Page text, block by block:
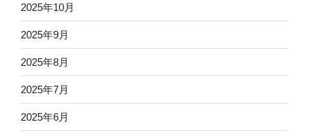
2025年10月
2025年9月
2025年8月
2025年7月
2025年6月